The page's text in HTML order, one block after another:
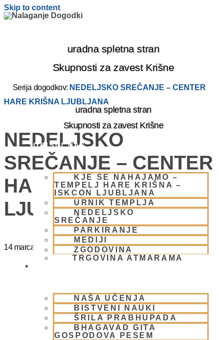
Skip to content
uradna spletna stran
Skupnosti za zavest Krišne
uradna spletna stran
Skupnosti za zavest Krišne
OBIŠČI NAS
KJE SE NAHAJAMO –
TEMPELJ HARE KRIŠNA –
ISKCON LJUBLJANA
URNIK TEMPLJA
NEDELJSKO
SREČANJE
PARKIRANJE
MEDIJI
ZGODOVINA
TRGOVINA ATMARAMA
NAŠA UČENJA
BISTVENI NAUKI
ŠRILA PRABHUPADA
BHAGAVAD GITA
GOSPODOVA PESEM
Serija dogodkov: NEDELJSKO SREČANJE – CENTER
HARE KRIŠNA LJUBLJANA
NEDELJSKO
SREČANJE – CENTER
HARE KRIŠNA
LJUBLJANA
14 marca @15:00 -20:00